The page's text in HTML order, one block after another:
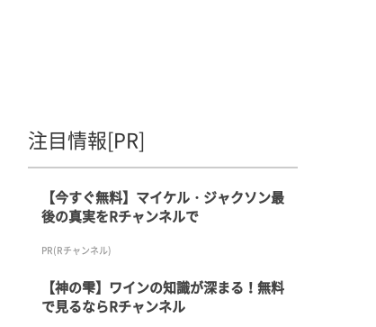
注目情報[PR]
【今すぐ無料】マイケル・ジャクソン最
後の真実をRチャンネルで
PR(Rチャンネル)
【神の雫】ワインの知識が深まる！無料
で見るならRチャンネル